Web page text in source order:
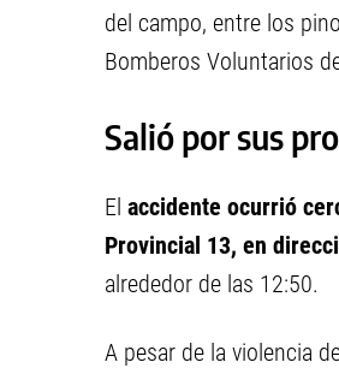
del campo, entre los
Bomberos Voluntarios
Salió por sus
El accidente ocurrió
Provincial 13, en
alrededor de las 12:50.
A pesar de la violencia